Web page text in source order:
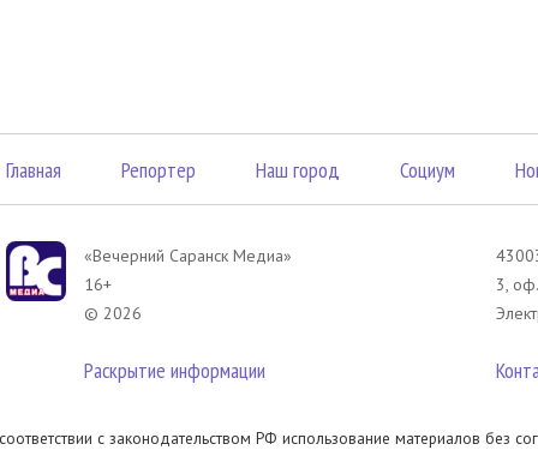
Главная Репортер Наш город Социум
«Вечерний Саранск Mедиа»
16+
© 2026
Раскрытие информации
3,
с законодательством РФ использование материалов без